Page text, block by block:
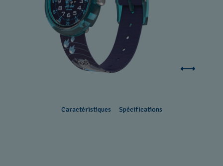
Caractéristiques Spécifications